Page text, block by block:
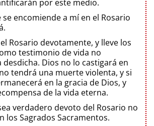
por este medio.
se encomiende a mí en el Rosario
Rosario devotamente, y lleve los
testimonio de vida no
desdicha. Dios no lo castigará en
tendrá una muerte violenta, y si
en la gracia de Dios, y
de la vida eterna.
verdadero devoto del Rosario no
los Sagrados Sacramentos.